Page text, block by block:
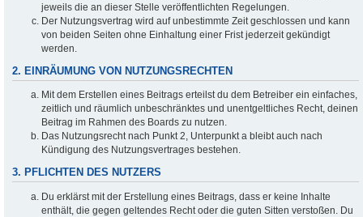
jeweils die an dieser Stelle veröffentlichten Regelungen.
Der Nutzungsvertrag wird auf unbestimmte Zeit geschlossen und kann
von beiden Seiten ohne Einhaltung einer Frist jederzeit gekündigt
werden.
2. EINRÄUMUNG VON NUTZUNGSRECHTEN
Mit dem Erstellen eines Beitrags erteilst du dem Betreiber ein einfaches,
zeitlich und räumlich unbeschränktes und unentgeltliches Recht, deinen
Beitrag im Rahmen des Boards zu nutzen.
Das Nutzungsrecht nach Punkt 2, Unterpunkt a bleibt auch nach
Kündigung des Nutzungsvertrages bestehen.
3. PFLICHTEN DES NUTZERS
Du erklärst mit der Erstellung eines Beitrags, dass er keine Inhalte
enthält, die gegen geltendes Recht oder die guten Sitten verstoßen. Du